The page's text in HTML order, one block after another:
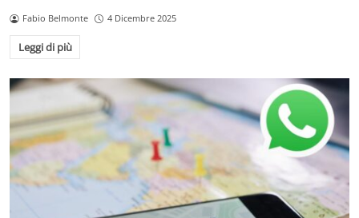
Fabio Belmonte 4 Dicembre 2025
Leggi di più